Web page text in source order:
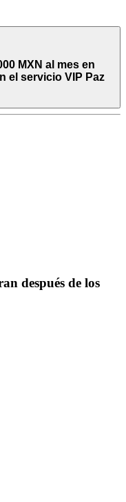
MXN al mes en
el servicio VIP Paz
después de los